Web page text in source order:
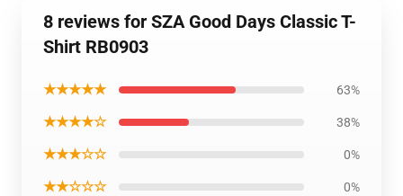
8 reviews for SZA Good Days Classic T-
Shirt RB0903
★★★★★ 63%
★★★★☆ 38%
★★★☆☆ 0%
★★☆☆☆ 0%